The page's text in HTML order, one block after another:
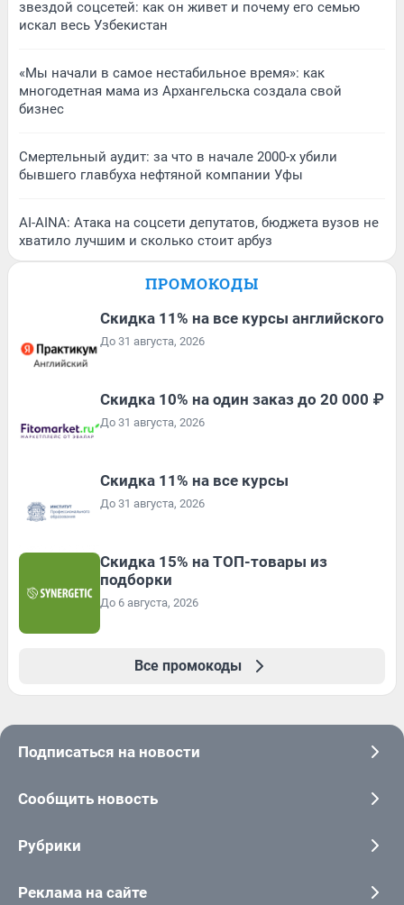
звездой соцсетей: как он живет и почему его семью
искал весь Узбекистан
«Мы начали в самое нестабильное время»: как
многодетная мама из Архангельска создала свой
бизнес
Смертельный аудит: за что в начале 2000-х убили
бывшего главбуха нефтяной компании Уфы
AI-AINA: Атака на соцсети депутатов, бюджета вузов не
хватило лучшим и сколько стоит арбуз
ПРОМОКОДЫ
Скидка 11% на все курсы английского
До 31 августа, 2026
Скидка 10% на один заказ до 20 000 ₽
До 31 августа, 2026
Скидка 11% на все курсы
До 31 августа, 2026
Скидка 15% на ТОП-товары из
подборки
До 6 августа, 2026
Все промокоды
Подписаться на новости
Сообщить новость
Рубрики
Реклама на сайте